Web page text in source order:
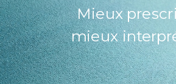
Mieux
mieux